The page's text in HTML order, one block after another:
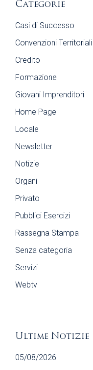
Categorie
Casi di Successo
Convenzioni Territoriali
Credito
Formazione
Giovani Imprenditori
Home Page
Locale
Newsletter
Notizie
Organi
Privato
Pubblici Esercizi
Rassegna Stampa
Senza categoria
Servizi
Webtv
Ultime Notizie
05/08/2026